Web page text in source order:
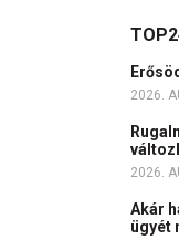
2026.
2026.
Akár
ügyét